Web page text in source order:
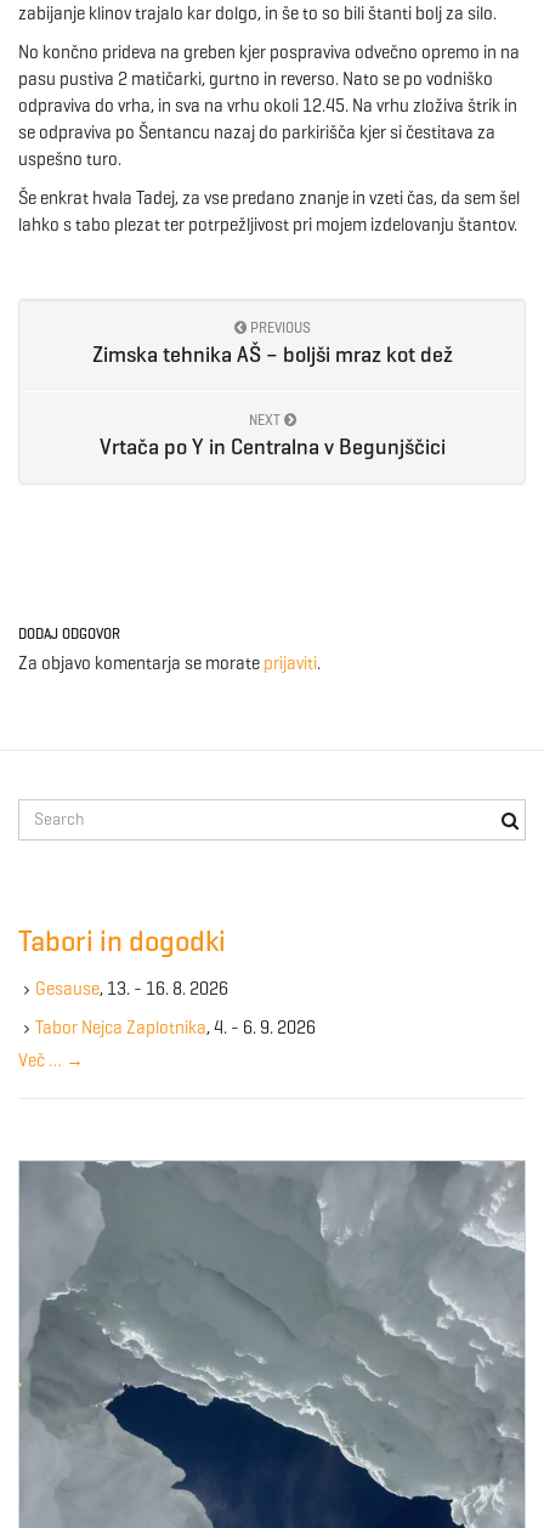
zabijanje klinov trajalo kar dolgo, in še to so bili štanti bolj za silo.
No končno prideva na greben kjer pospraviva odvečno opremo in na
pasu pustiva 2 matičarki, gurtno in reverso. Nato se po vodniško
odpraviva do vrha, in sva na vrhu okoli 12.45. Na vrhu zloživa štrik in
se odpraviva po Šentancu nazaj do parkirišča kjer si čestitava za
uspešno turo.
Še enkrat hvala Tadej, za vse predano znanje in vzeti čas, da sem šel
lahko s tabo plezat ter potrpežljivost pri mojem izdelovanju štantov.
PREVIOUS
Zimska tehnika AŠ – boljši mraz kot dež
NEXT
Vrtača po Y in Centralna v Begunjščici
DODAJ ODGOVOR
Za objavo komentarja se morate prijaviti.
e
e
y
w
r
Tabori in dogodki
Gesause, 13. - 16. 8. 2026
Tabor Nejca Zaplotnika, 4. - 6. 9. 2026
Več … →